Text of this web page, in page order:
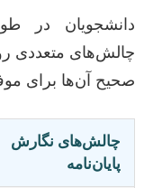
دانشجویان در
چالش‌های متعددی
صحیح آن‌ها برای
چالش‌های نگارش
پایان‌نامه